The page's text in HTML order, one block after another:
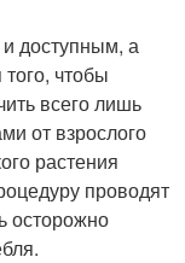
доступным, а
чтобы
всего лишь
от взрослого
растения
проводят
осторожно